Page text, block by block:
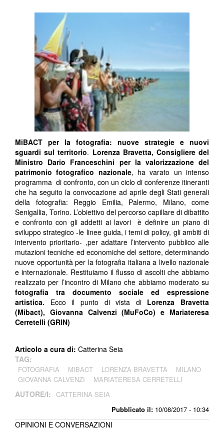
Pubblicato il: 10/08/2017 - 10:34
MiBACT per la fotografia: nuove strategie e nuovi
sguardi sul territorio. Lorenza Bravetta, Consigliere del
Ministro Dario Franceschini per la valorizzazione del
patrimonio fotografico nazionale, ha varato un intenso
programma di confronto, con un ciclo di conferenze itineranti
che ha seguito la convocazione ad aprile degli Stati generali
della fotografia: Reggio Emilia, Palermo, Milano, come
Senigallia, Torino. L’obiettivo del percorso capillare di dibattito
e confronto con gli addetti ai lavori è definire un piano di
sviluppo strategico -le linee guida, i temi di policy, gli ambiti di
intervento prioritario- ,per adattare l’intervento pubblico alle
mutazioni tecniche ed economiche del settore, determinando
nuove opportunità per la fotografia italiana a livello nazionale
e internazionale. Restituiamo il flusso di ascolti che abbiamo
realizzato per l’incontro di Milano che abbiamo moderato su
fotografia tra documento sociale ed espressione
artistica. Ecco il punto di vista diLorenza Bravetta
(Mibact), Giovanna Calvenzi (MuFoCo) e Mariateresa
Cerretelli (GRIN)
Articolo a cura di: Catterina Seia
TAG:
FOTOGRAFIA MIBACT LORENZA BRAVETTA
MILANO
GIOVANNA CALVENZI
MARIATERESA CERRETELLI
AUTORE/I: CATTERINA SEIA
OPINIONI E CONVERSAZIONI